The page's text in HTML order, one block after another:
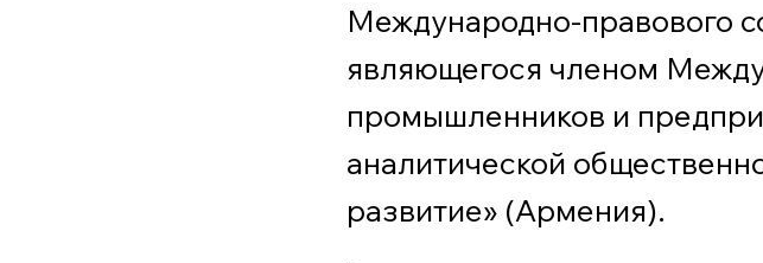
Международно-правового
являющегося членом
промышленников и
аналитической
развитие» (Армения).